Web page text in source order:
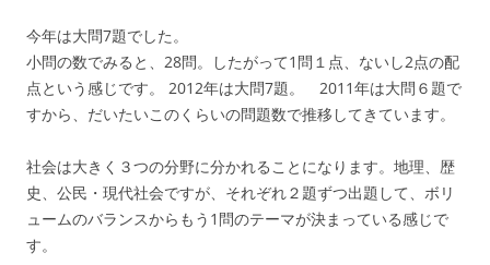
今年は大問7題でした。
小問の数でみると、28問。したがって1問１点、ないし2点の配
点という感じです。 2012年は大問7題。 2011年は大問６題で
すから、だいたいこのくらいの問題数で推移してきています。
社会は大きく３つの分野に分かれることになります。地理、歴
史、公民・現代社会ですが、それぞれ２題ずつ出題して、ボリ
ュームのバランスからもう1問のテーマが決まっている感じで
す。